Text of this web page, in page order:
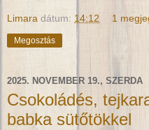
Limara dátum: 14:12 1
Megosztás
2025. NOVEMBER 19., SZERDA
Csokoládés,
babka sütőtökkel